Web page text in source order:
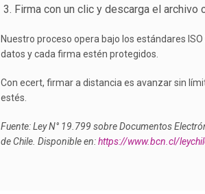
Firma con un clic y descarga el archivo
Nuestro proceso opera bajo los estándares
datos y cada firma estén protegidos.
Con ecert, firmar a distancia es avanzar sin
estés.
Fuente: Ley N° 19.799 sobre Documentos
de Chile. Disponible en:https://www.bcn.cl/